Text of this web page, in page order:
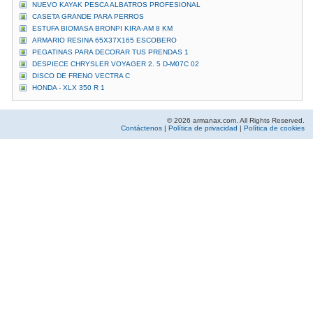
NUEVO KAYAK PESCA ALBATROS PROFESIONAL
CASETA GRANDE PARA PERROS
ESTUFA BIOMASA BRONPI KIRA-AM 8 KM
ARMARIO RESINA 65X37X165 ESCOBERO
PEGATINAS PARA DECORAR TUS PRENDAS 1
DESPIECE CHRYSLER VOYAGER 2. 5 D-M07C 02
DISCO DE FRENO VECTRA C
HONDA - XLX 350 R 1
© 2026 armanax.com. All Rights Reserved.
Contáctenos | Política de privacidad | Política de cookies